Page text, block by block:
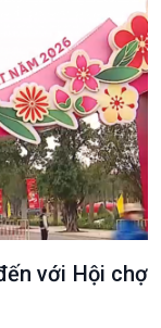
với Hội chợ